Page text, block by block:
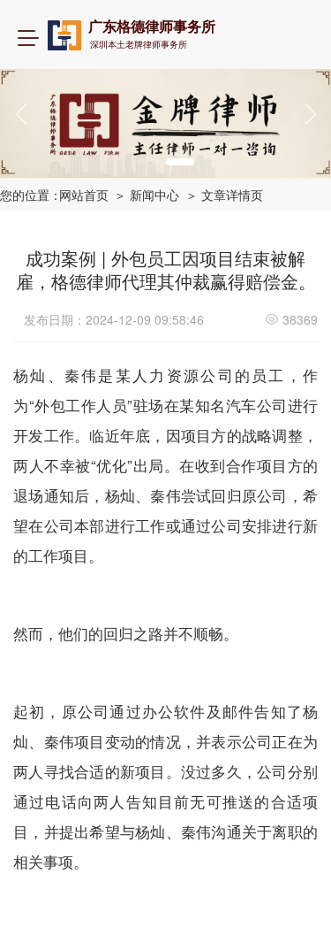
T
g
v
i
t
i
o
广东格德律师事务所
深圳本土老牌律师事务所
您的位置：网站首页 ＞ 新闻中心 ＞ 文章详情页
成功案例 | 外包员工因项目结束被解
雇，格德律师代理其仲裁赢得赔偿金。
发布日期：2024-12-09 09:58:46 38369
杨灿、秦伟是某人力资源公司的员工，作
为“外包工作人员”驻场在某知名汽车公司进行
开发工作。临近年底，因项目方的战略调整，
两人不幸被“优化”出局。在收到合作项目方的
退场通知后，杨灿、秦伟尝试回归原公司，希
望在公司本部进行工作或通过公司安排进行新
的工作项目。
然而，他们的回归之路并不顺畅。
起初，原公司通过办公软件及邮件告知了杨
灿、秦伟项目变动的情况，并表示公司正在为
两人寻找合适的新项目。没过多久，公司分别
通过电话向两人告知目前无可推送的合适项
目，并提出希望与杨灿、秦伟沟通关于离职的
相关事项。